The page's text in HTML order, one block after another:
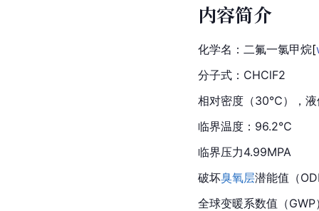
内容简介
化学名：二氟一氯甲烷[
分子式 ：CHClF2
相对密度（30℃），液
临界温度：96.2℃
临界压力4.99MPA
破坏臭氧层潜能值（
全球变暖系数值（GWP